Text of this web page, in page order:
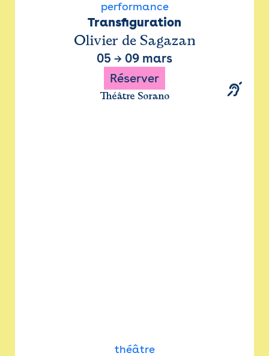
performance
Transfiguration
Olivier de Sagazan
05 → 09 mars
Réserver
Théâtre Sorano
théâtre